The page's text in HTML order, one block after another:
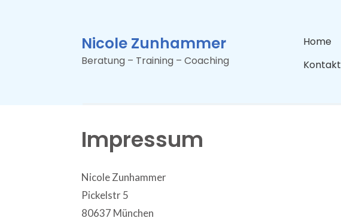
Nicole Zunhammer
Beratung – Training – Coaching
Home
Kontakt
Impressum
Nicole Zunhammer
Pickelstr 5
80637 München